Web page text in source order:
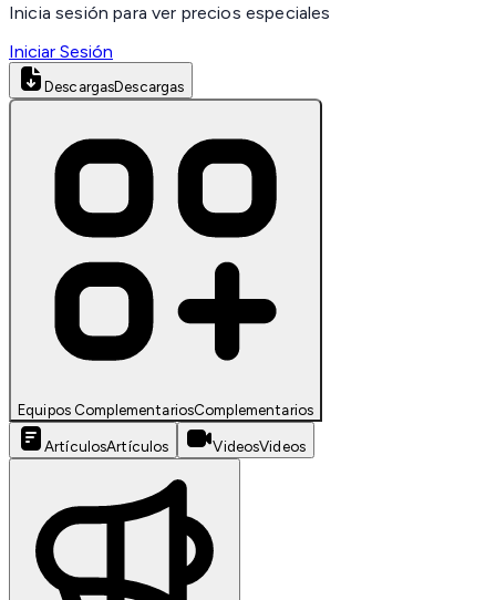
Inicia sesión para ver precios especiales
Iniciar Sesión
DescargasDescargas
Equipos ComplementariosComplementarios
ArtículosArtículos VideosVideos